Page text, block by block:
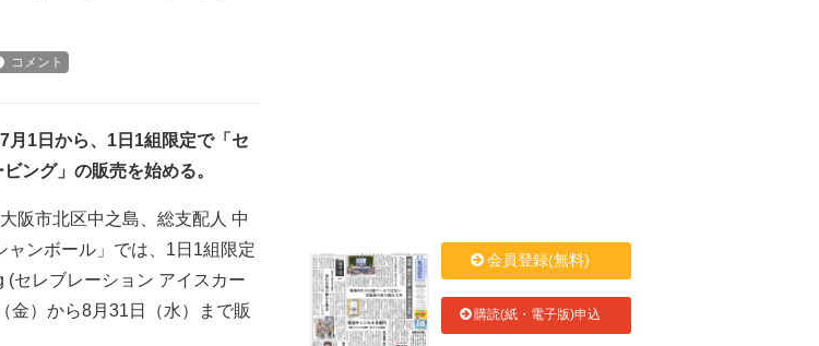
1日から、1日1組限定で「セ
ング」の販売を始める。
阪市北区中之島、総支配人 中
ャンボール」では、1日1組限定
(セレブレーション アイスカー
金）から8月31日（水）まで販
会員登録(無料)
購読(紙・電子版)申込